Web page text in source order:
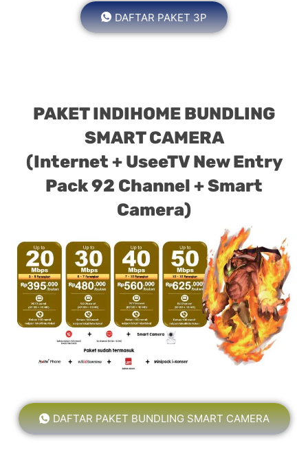
DAFTAR PAKET 3P
PAKET INDIHOME BUNDLING
SMART CAMERA
(Internet + UseeTV New Entry
Pack 92 Channel + Smart
Camera)
DAFTAR PAKET BUNDLING SMART CAMERA